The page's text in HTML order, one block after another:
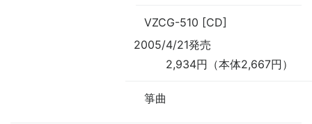
VZCG-510 [CD]
2005/4/21発売
2,934円（本体2,667円）
箏曲